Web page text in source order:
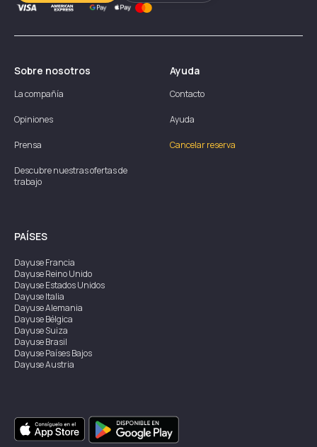
Sobre nosotros
La compañía
Opiniones
Prensa
Descubre nuestras ofertas de
trabajo
Ayuda
Contacto
Ayuda
Cancelar reserva
PAÍSES
DayuseFrancia
DayuseReino Unido
DayuseEstados Unidos
DayuseItalia
DayuseAlemania
DayuseBélgica
DayuseSuiza
DayuseBrasil
DayusePaíses Bajos
DayuseAustria
DayuseSingapur
DayuseSuecia
DayuseTailandia